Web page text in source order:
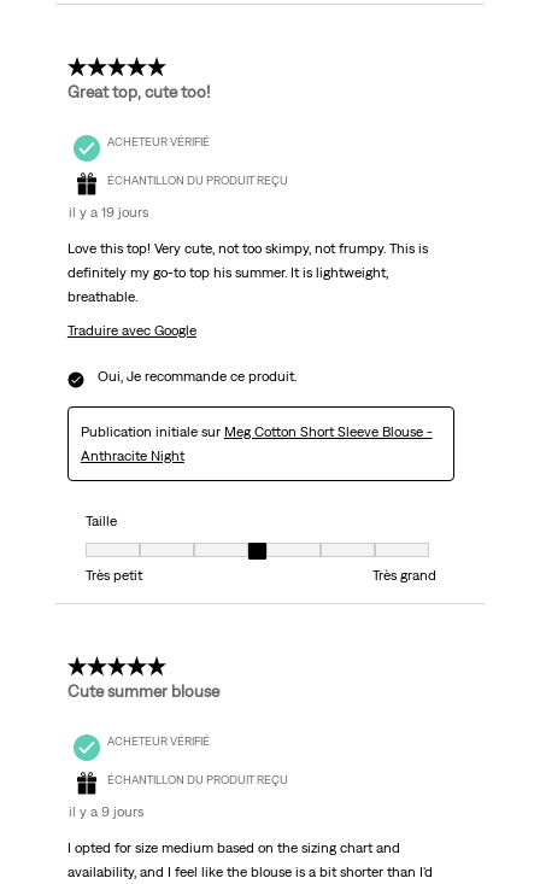
5 étoile(s) sur 5.
Great top, cute too!
ACHETEUR VÉRIFIÉ
ÉCHANTILLON DU PRODUIT REÇU
il y a 19 jours
Love this top! Very cute, not too skimpy, not frumpy. This is
definitely my go-to top his summer. It is lightweight,
breathable.
Traduire avec Google
Oui, Je recommande ce produit.
Publication initiale sur Meg Cotton Short Sleeve Blouse -
Anthracite Night
Taille
Taille, 4 sur 7, où 1 est égal à Très petit et 7 est égal à Très grand
Très petit
Très grand
4 étoile(s) sur 5.
Cute summer blouse
ACHETEUR VÉRIFIÉ
ÉCHANTILLON DU PRODUIT REÇU
il y a 9 jours
I opted for size medium based on the sizing chart and
availability, and I feel like the blouse is a bit shorter than I'd